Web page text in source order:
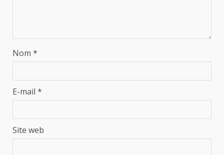
Nom *
E-mail *
Site web